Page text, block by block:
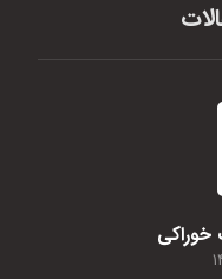
خوراکی